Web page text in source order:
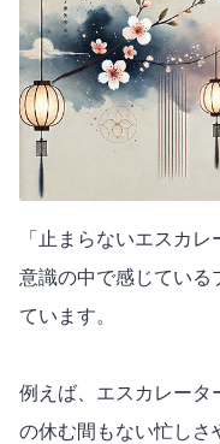
「止まらないエスカ
意識の中で感じている
ています。
例えば、エスカレータ
の休む間もない忙しさ